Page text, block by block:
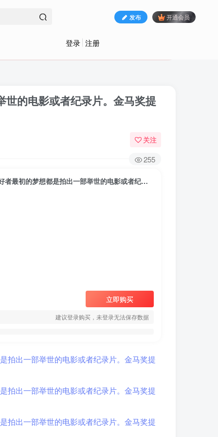
发布 开通会员
登录 注册
的电影或者纪录片。金马奖提
关注
255
后浪电影《现实题材纪录片创作》，每一位视频爱好者最初的梦想都是拍出一部举世的电影或者纪录片。金马奖提名的潘志琪为你讲解
立即购买
建议登录购买，未登录无法保存数据